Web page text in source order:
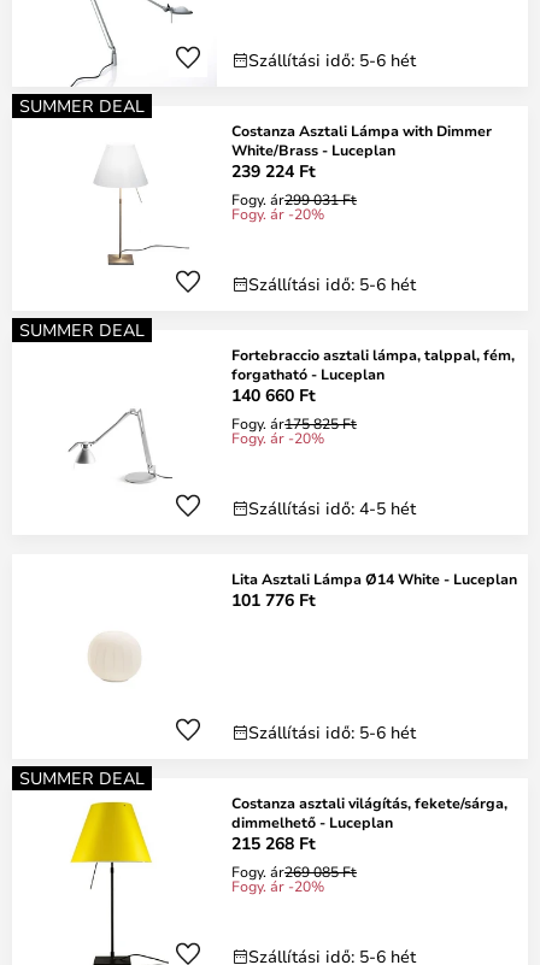
Szállítási idő: 5-6 hét
SUMMER DEAL
Costanza Asztali Lámpa with Dimmer
White/Brass - Luceplan
239 224 Ft
Fogy. ár299 031 Ft
Fogy. ár -20%
Szállítási idő: 5-6 hét
SUMMER DEAL
Fortebraccio asztali lámpa, talppal, fém,
forgatható - Luceplan
140 660 Ft
Fogy. ár175 825 Ft
Fogy. ár -20%
Szállítási idő: 4-5 hét
Lita Asztali Lámpa Ø14 White - Luceplan
101 776 Ft
Szállítási idő: 5-6 hét
SUMMER DEAL
Costanza asztali világítás, fekete/sárga,
dimmelhető - Luceplan
215 268 Ft
Fogy. ár269 085 Ft
Fogy. ár -20%
Szállítási idő: 5-6 hét